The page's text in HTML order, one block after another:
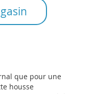
que pour une
housse